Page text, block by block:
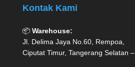
Kontak Kami
📦 Warehouse:
Jl. Delima Jaya No.60, Rempoa,
Ciputat Timur, Tangerang Selatan